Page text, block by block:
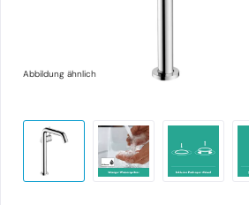
Abbildung ähnlich